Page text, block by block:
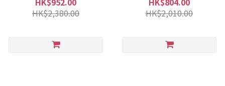
HK$2,380.00
HK$2,010.00